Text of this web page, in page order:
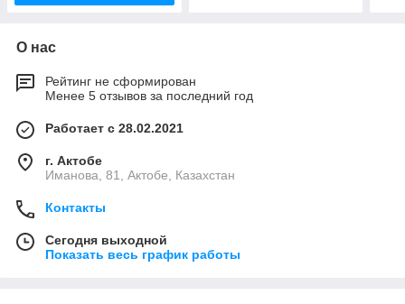
О нас
Рейтинг не сформирован
Менее 5 отзывов за последний год
Работает с 28.02.2021
г. Актобе
Иманова, 81, Актобе, Казахстан
Контакты
Сегодня выходной
Показать весь график работы